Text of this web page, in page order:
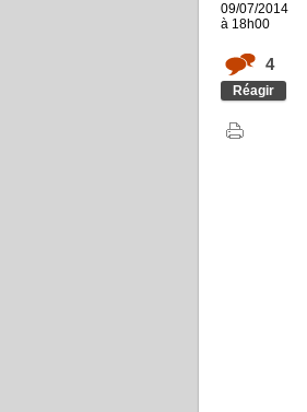
09/07/2014
à 18h00
4
Réagir